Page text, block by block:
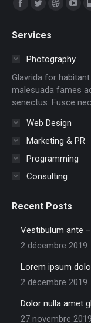
Facebook
opens
window
Twitter
opens
in
window
Dribble
in
window
in
Services
Photography
Glavrida for
malesuada fames
senectus. Fusce
Web Design
Marketing & PR
Programming
Consulting
Recent Posts
Vestibulum ante
2 décembre 2019
Lorem ipsum
2 décembre 2019
Dolor nulla amet
27 novembre 2019